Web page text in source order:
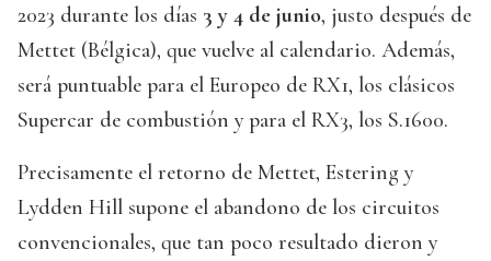
2023 durante los días 3 y 4 de junio, justo después de
Mettet (Bélgica), que vuelve al calendario. Además,
será puntuable para el Europeo de RX1, los clásicos
Supercar de combustión y para el RX3, los S.1600.
Precisamente el retorno de Mettet, Estering y
Lydden Hill supone el abandono de los circuitos
convencionales, que tan poco resultado dieron y